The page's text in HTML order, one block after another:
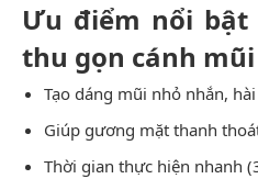
Ưu điểm nổi
thu gọn cánh mũi
Tạo dáng mũi nhỏ nhắn,
Giúp gương mặt thanh
Thời gian thực hiện nhanh